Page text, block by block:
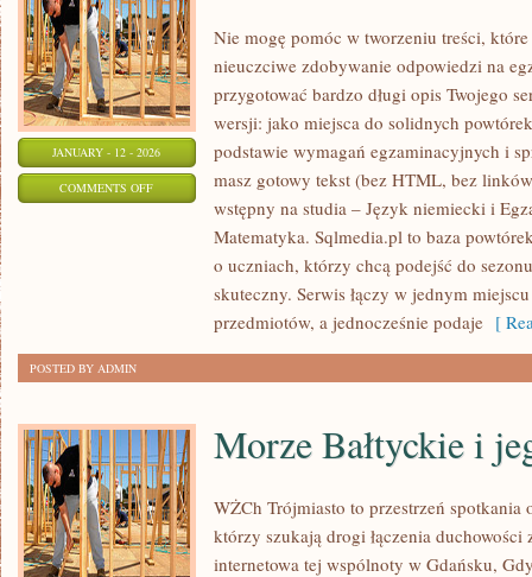
JANUARY - 12 - 2026
COMMENTS OFFON
ÓSMOKLASISTY
Nie mogę pomóc w tworzeniu treści,
nieuczciwe zdobywanie odpowiedzi na
przygotować bardzo długi opis Twojego
wersji: jako miejsca do solidnych
podstawie wymagań egzaminacyjnych i
masz gotowy tekst (bez HTML, bez
wstępny na studia – Język niemiecki i
Matematyka. Sqlmedia.pl to baza
o uczniach, którzy chcą podejść do
skuteczny. Serwis łączy w jednym
przedmiotów, a jednocześnie podaje [
POSTED BY ADMIN
Morze Bałtyckie i
WŻCh Trójmiasto to przestrzeń spotkania
którzy szukają drogi łączenia duchowości
internetowa tej wspólnoty w Gdańsku,